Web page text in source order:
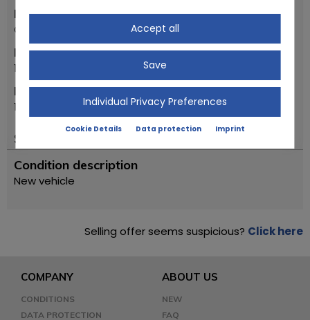
Make
Gilera
First registration year
1984
Model
125 TG2
Status
Condition description
New vehicle
Selling offer seems suspicious? Click here
COMPANY
CONDITIONS
DATA PROTECTION
ABOUT US
NEW
FAQ
Accept all
Save
Individual Privacy Preferences
Cookie Details Data protection Imprint